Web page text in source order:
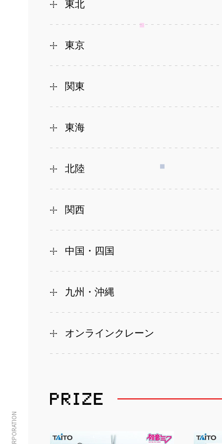
東北
東京
関東
東海
北陸
関西
中国・四国
九州・沖縄
オンラインクレーン